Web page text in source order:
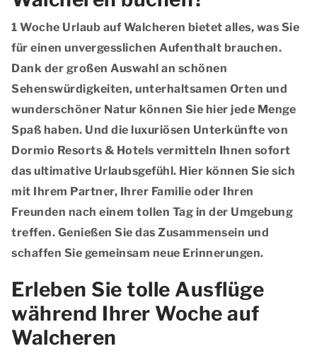
1 Woche Urlaub auf Walcheren bietet alles, was Sie
für einen unvergesslichen Aufenthalt brauchen.
Dank der großen Auswahl an schönen
Sehenswürdigkeiten, unterhaltsamen Orten und
wunderschöner Natur können Sie hier jede Menge
Spaß haben. Und die luxuriösen Unterkünfte von
Dormio Resorts & Hotels vermitteln Ihnen sofort
das ultimative Urlaubsgefühl. Hier können Sie sich
mit Ihrem Partner, Ihrer Familie oder Ihren
Freunden nach einem tollen Tag in der Umgebung
treffen. Genießen Sie das Zusammensein und
schaffen Sie gemeinsam neue Erinnerungen.
Erleben Sie tolle Ausflüge
während Ihrer Woche auf
Walcheren